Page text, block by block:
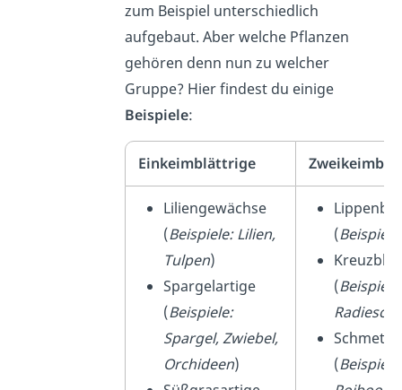
zum Beispiel unterschiedlich
aufgebaut. Aber welche Pflanzen
gehören denn nun zu welcher
Gruppe? Hier findest du einige
Beispiele:
Einkeimblättrige
Liliengewächse
(Beispiele: Lilien,
Tulpen)
Spargelartige
(Beispiele:
Spargel, Zwiebel,
Orchideen)
(Beispiel:
(
(Beispiel: